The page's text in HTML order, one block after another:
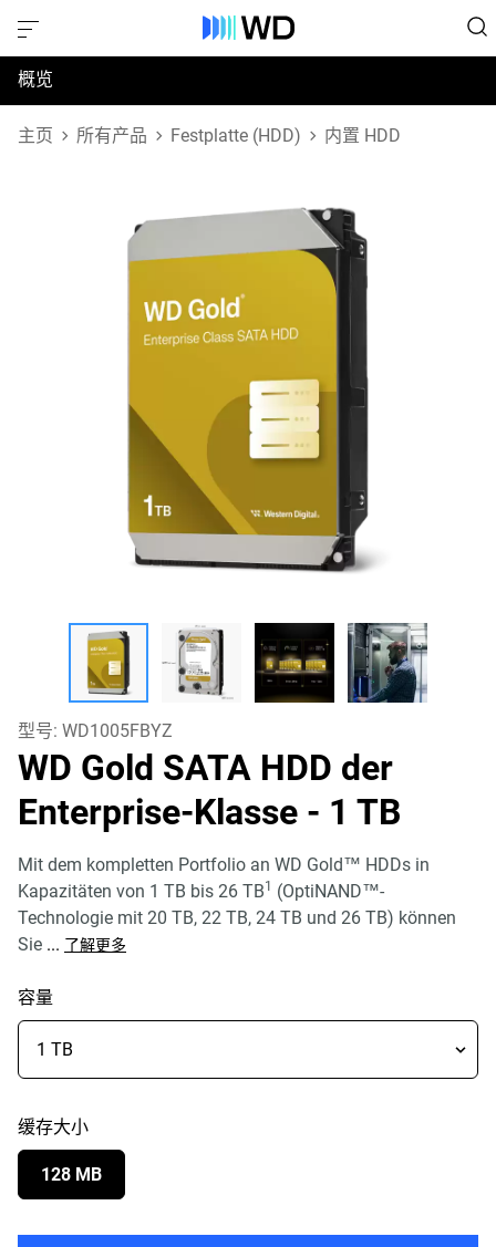
概览
规格
主页 所有产品 Festplatte (HDD) 内置 HDD
型号: WD1005FBYZ
WD Gold SATA HDD der
Enterprise-Klasse - 1 TB
Mit dem kompletten Portfolio an WD Gold™ HDDs in
Kapazitäten von 1 TB bis 26 TB1
(OptiNAND™-
Technologie mit 20 TB, 22 TB, 24 TB und 26 TB) können
Sie ... 了解更多
容量
缓存大小
128 MB